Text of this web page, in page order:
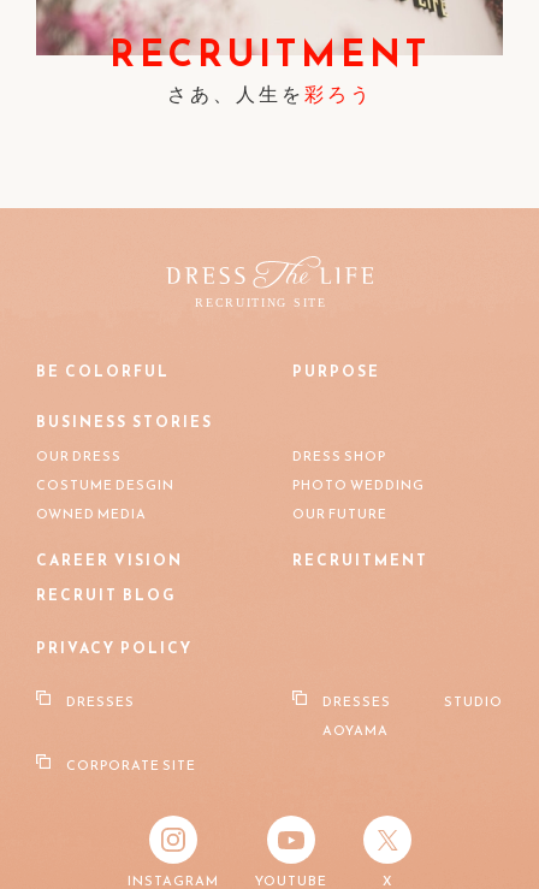
RECRUITMENT
さあ、人生を 彩ろう
INSTAGRAM YOUTUBE X
BE COLORFUL PURPOSE
BUSINESS STORIES
OUR DRESS
DRESS SHOP
COSTUME DESGIN
PHOTO WEDDING
OWNED MEDIA
OUR FUTURE
CAREER VISION
RECRUITMENT
RECRUIT BLOG
PRIVACY POLICY
DRESSES
DRESSES STUDIO
AOYAMA
CORPORATE SITE